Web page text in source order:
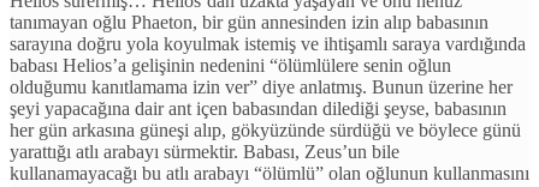
tanımayan oğlu Phaeton, bir gün annesinden izin alıp babasının
sarayına doğru yola koyulmak istemiş ve ihtişamlı saraya vardığında
babası Helios’a gelişinin nedenini “ölümlülere senin oğlun
olduğumu kanıtlamama izin ver” diye anlatmış. Bunun üzerine her
şeyi yapacağına dair ant içen babasından dilediği şeyse, babasının
her gün arkasına güneşi alıp, gökyüzünde sürdüğü ve böylece günü
yarattığı atlı arabayı sürmektir. Babası, Zeus’un bile
kullanamayacağı bu atlı arabayı “ölümlü” olan oğlunun kullanmasını